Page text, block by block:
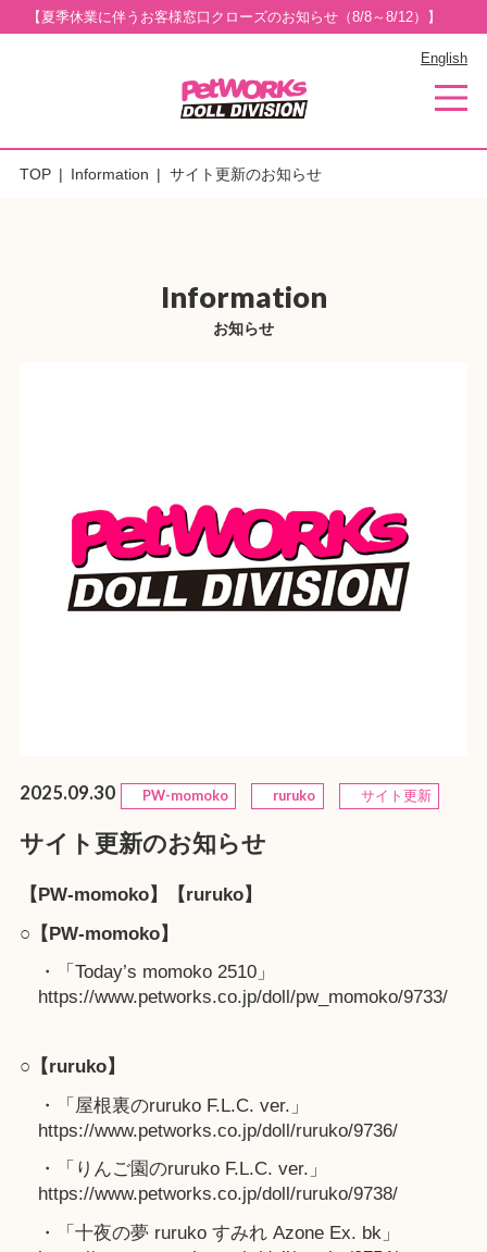
【夏季休業に伴うお客様窓口クローズのお知らせ（8/8～8/12）】
English
TOP Information サイト更新のお知らせ
Information
お知らせ
2025.09.30 PW-momoko ruruko サイト更新
サイト更新のお知らせ
【PW-momoko】【ruruko】
○【PW-momoko】
・「Today’s momoko 2510」
https://www.petworks.co.jp/doll/pw_momoko/9733/
○【ruruko】
・「屋根裏のruruko F.L.C. ver.」
https://www.petworks.co.jp/doll/ruruko/9736/
・「りんご園のruruko F.L.C. ver.」
https://www.petworks.co.jp/doll/ruruko/9738/
・「十夜の夢 ruruko すみれ Azone Ex. bk」